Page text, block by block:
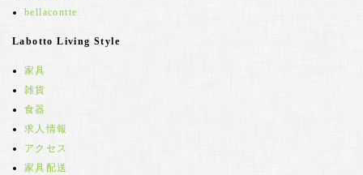
bellacontte
Labotto Living Style
家具
雑貨
食器
求人情報
アクセス
家具配送